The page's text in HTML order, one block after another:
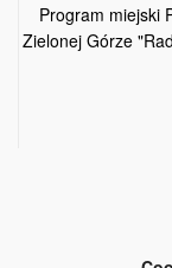
Program miejski
Zielonej Górze